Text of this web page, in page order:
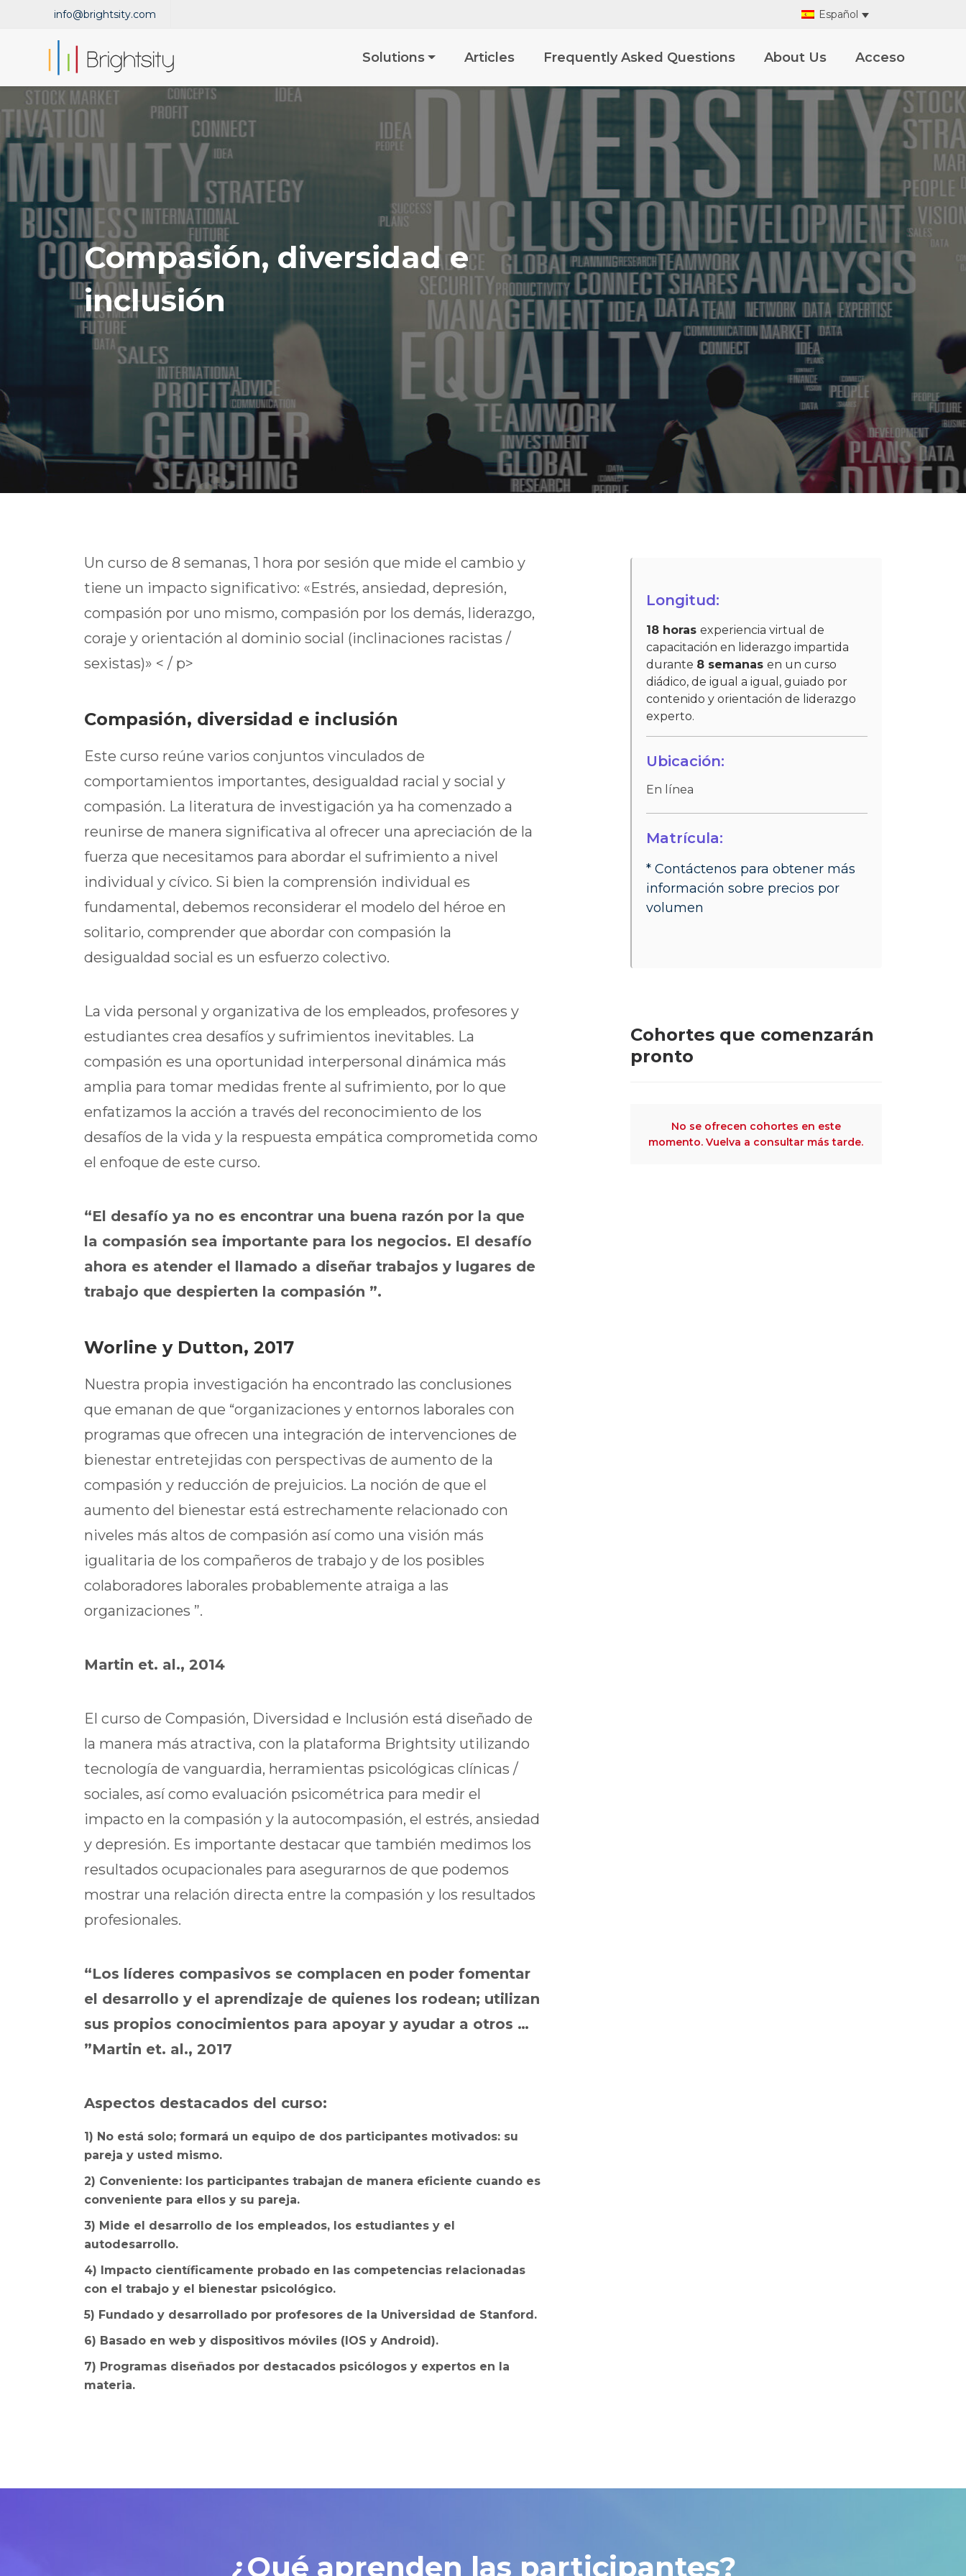
info@brightsity.com Español
Solutions Articles Frequently Asked Questions About Us Acceso
Compasión, diversidad e
inclusión
Un curso de 8 semanas, 1 hora por sesión que mide el cambio y
tiene un impacto significativo: «Estrés, ansiedad, depresión,
compasión por uno mismo, compasión por los demás, liderazgo,
coraje y orientación al dominio social (inclinaciones racistas /
sexistas)» < / p>
Compasión, diversidad e inclusión
Este curso reúne varios conjuntos vinculados de
comportamientos importantes, desigualdad racial y social y
compasión. La literatura de investigación ya ha comenzado a
reunirse de manera significativa al ofrecer una apreciación de la
fuerza que necesitamos para abordar el sufrimiento a nivel
individual y cívico. Si bien la comprensión individual es
fundamental, debemos reconsiderar el modelo del héroe en
solitario, comprender que abordar con compasión la
desigualdad social es un esfuerzo colectivo.
La vida personal y organizativa de los empleados, profesores y
estudiantes crea desafíos y sufrimientos inevitables. La
compasión es una oportunidad interpersonal dinámica más
amplia para tomar medidas frente al sufrimiento, por lo que
enfatizamos la acción a través del reconocimiento de los
desafíos de la vida y la respuesta empática comprometida como
el enfoque de este curso.
“El desafío ya no es encontrar una buena razón por la que
la compasión sea importante para los negocios. El desafío
ahora es atender el llamado a diseñar trabajos y lugares de
trabajo que despierten la compasión ”.
Worline y Dutton, 2017
Nuestra propia investigación ha encontrado las conclusiones
que emanan de que “organizaciones y entornos laborales con
programas que ofrecen una integración de intervenciones de
bienestar entretejidas con perspectivas de aumento de la
compasión y reducción de prejuicios. La noción de que el
aumento del bienestar está estrechamente relacionado con
niveles más altos de compasión así como una visión más
igualitaria de los compañeros de trabajo y de los posibles
colaboradores laborales probablemente atraiga a las
organizaciones ”.
Martin et. al., 2014
El curso de Compasión, Diversidad e Inclusión está diseñado de
la manera más atractiva, con la plataforma Brightsity utilizando
tecnología de vanguardia, herramientas psicológicas clínicas /
sociales, así como evaluación psicométrica para medir el
impacto en la compasión y la autocompasión, el estrés, ansiedad
y depresión. Es importante destacar que también medimos los
resultados ocupacionales para asegurarnos de que podemos
mostrar una relación directa entre la compasión y los resultados
profesionales.
“Los líderes compasivos se complacen en poder fomentar
el desarrollo y el aprendizaje de quienes los rodean; utilizan
sus propios conocimientos para apoyar y ayudar a otros …
”Martin et. al., 2017
Aspectos destacados del curso:
1) No está solo; formará un equipo de dos participantes motivados: su
pareja y usted mismo.
2) Conveniente: los participantes trabajan de manera eficiente cuando es
conveniente para ellos y su pareja.
3) Mide el desarrollo de los empleados, los estudiantes y el
autodesarrollo.
4) Impacto científicamente probado en las competencias relacionadas
con el trabajo y el bienestar psicológico.
5) Fundado y desarrollado por profesores de la Universidad de Stanford.
6) Basado en web y dispositivos móviles (IOS y Android).
7) Programas diseñados por destacados psicólogos y expertos en la
materia.
Longitud:
18 horas experiencia virtual de
capacitación en liderazgo impartida
durante 8 semanas en un curso
diádico, de igual a igual, guiado por
contenido y orientación de liderazgo
experto.
Ubicación:
En línea
Matrícula:
* Contáctenos para obtener más
información sobre precios por
volumen
Cohortes que comenzarán
pronto
No se ofrecen cohortes en este
momento. Vuelva a consultar más tarde.
¿Qué aprenden las participantes?